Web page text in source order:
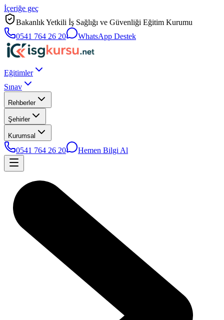
İçeriğe geç
Bakanlık Yetkili İş Sağlığı ve Güvenliği Eğitim Kurumu
0541 764 26 20
WhatsApp Destek
Eğitimler
Sınav
Rehberler
Şehirler
Kurumsal
0541 764 26 20 Hemen Bilgi Al